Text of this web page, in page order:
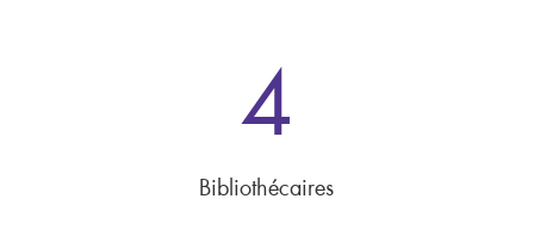
4
Bibliothécaires